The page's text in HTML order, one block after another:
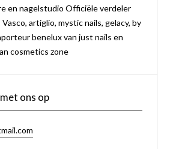
en nagelstudio Officiële verdeler
artiglio, mystic nails, gelacy, by
benelux van just nails en
cosmetics zone
ons op